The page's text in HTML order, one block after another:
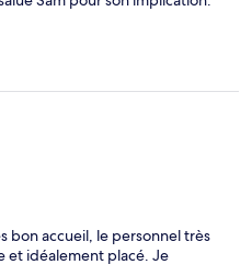
bon accueil, le personnel très
et idéalement placé. Je